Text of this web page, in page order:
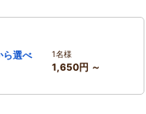
ら選べ
1名様
1,650円 ～